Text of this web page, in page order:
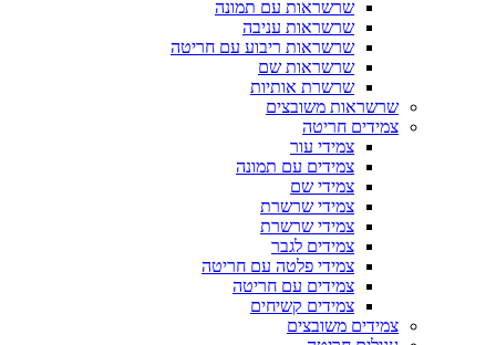
שרשראות עם תמונה
שרשראות עניבה
שרשראות ריבוע עם חריטה
שרשראות שם
שרשרת אותיות
שרשראות משובצים
צמידים חריטה
צמידי עור
צמידים עם תמונה
צמידי שם
צמידי שרשרת
צמידי שרשרת
צמידים לגבר
צמידי פלטה עם חריטה
צמידים עם חריטה
צמידים קשיחים
צמידים משובצים